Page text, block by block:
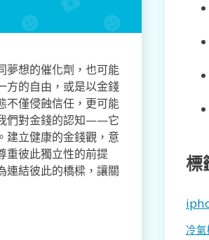
夢想的催化劑，也可能
方的自由，或是以金錢
不僅侵蝕信任，更可能
們對金錢的認知——它
建立健康的金錢觀，意
重彼此獨立性的前提
連結彼此的橋樑，讓關
標
冷